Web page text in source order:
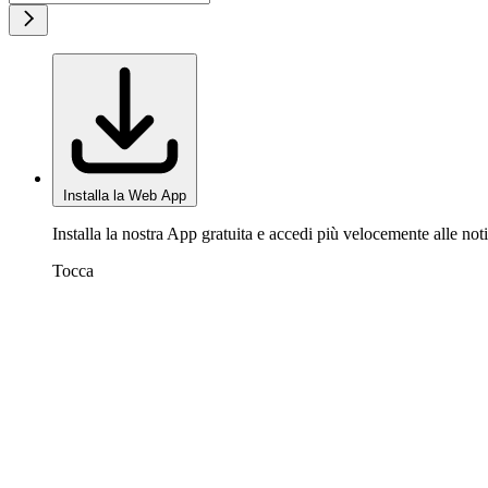
Installa la Web App
Installa la nostra App gratuita e accedi più velocemente alle
Tocca